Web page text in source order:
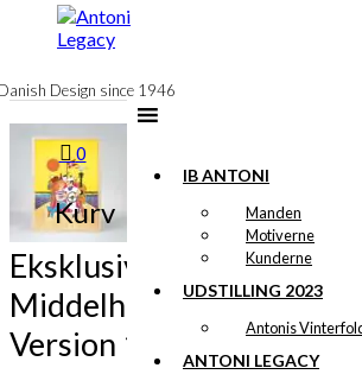
indhold
Design since 1946
IB ANTONI
Manden
Motiverne
Kunderne
UDSTILLING 2023
Antonis
ANTONI LEGACY
0
Kurv
Eksklusivt print:
Middelhavsturen
Version 1